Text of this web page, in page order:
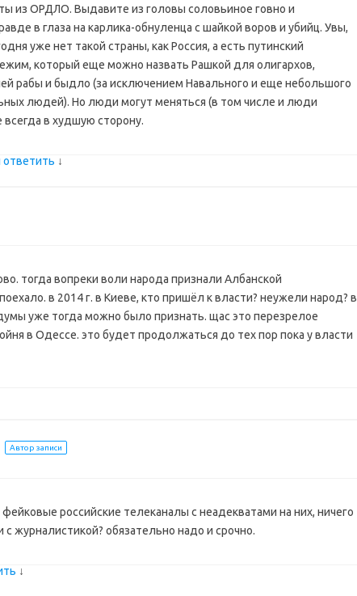
из ОРДЛО. Выдавите из головы соловьиное говно и
в глаза на карлика-обнуленца с шайкой воров и убийц. Увы,
уже нет такой страны, как Россия, а есть путинский
который еще можно назвать Рашкой для олигархов,
рабы и быдло (за исключением Навального и еще небольшого
людей). Но люди могут меняться (в том числе и люди
всегда в худшую сторону.
↓
тогда вопреки воли народа признали Албанской
в 2014 г. в Киеве, кто пришёл к власти? неужели народ? в
уже тогда можно было признать. щас это перезрелое
в Одессе. это будет продолжаться до тех пор пока у власти
Автор записи
российские телеканалы с неадекватами на них, ничего
журналистикой? обязательно надо и срочно.
↓